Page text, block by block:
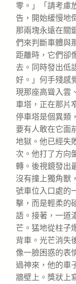
零。」「請考慮
告，開始緩慢地
那兩塊永遠在關
們來判斷車體與
距離時，它們卻
去。同時發出低
好。」何手殘感
現那座高聳入雲
車塔，正在那片
停車塔是個異類
要有人敢在它面
地獄。他已經失
次。他打了方向
轉。後視鏡發出
沒有撞上獨角獸
號車位入口處的
擊，而是輕柔的
語。接著，一道
芒。猛地從柱子
背車。光芒消失
像一臉困惑的表
過神來，他的車
牆壁上。獎狀上